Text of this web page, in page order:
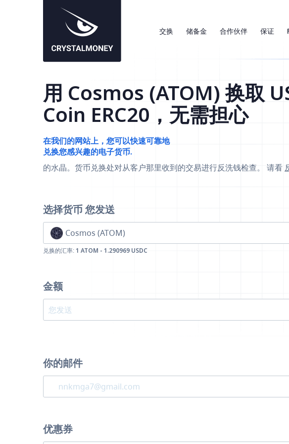
交换 储备金 合作伙伴 保证
用 Cosmos (ATOM) 换取
Coin ERC20，无需担心
在我们的网站上，您可以快速可靠地
兑换您感兴趣的电子货币.
的水晶。货币兑换处对从客户那里收到的交易进行反洗钱检查。 请看
选择货币您发送
Cosmos (ATOM)
兑换的汇率: 1 ATOM - 1.290969 USDC
金额
你的邮件
优惠券